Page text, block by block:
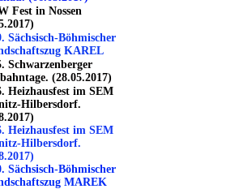
Fest in Nossen
Sächsisch-Böhmischer
KAREL
Schwarzenberger
(28.05.2017)
Heizhausfest im SEM
Hilbersdorf.
Heizhausfest im SEM
Hilbersdorf.
Sächsisch-Böhmischer
MAREK